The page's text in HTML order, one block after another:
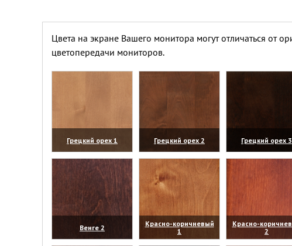
Цвета на экране Вашего монитора могут отличаться от
цветопередачи мониторов.
Грецкий орех 1
(увеличить)
Грецкий орех 2
(увеличить)
Грецкий орех 3
(увеличить)
Венге 2
(увеличить)
Красно-коричневый
1
(увеличить)
Красно-
2
(увеличить)